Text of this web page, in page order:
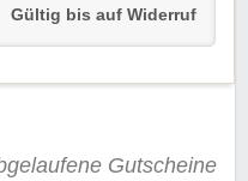
viel Spaß beim
Gültig bis auf Widerruf
Gutscheine